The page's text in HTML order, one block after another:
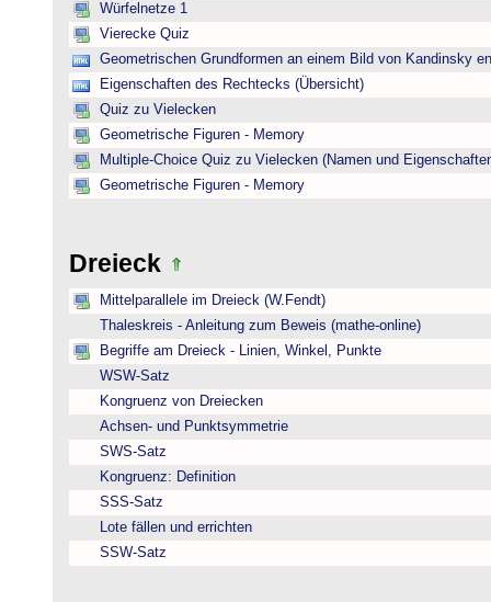
Würfelnetze 1
Vierecke Quiz
Geometrischen Grundformen an einem Bild von Kandinsky
Eigenschaften des Rechtecks (Übersicht)
Quiz zu Vielecken
Geometrische Figuren - Memory
Multiple-Choice Quiz zu Vielecken (Namen und
Geometrische Figuren - Memory
Dreieck
Mittelparallele im Dreieck (W.Fendt)
Thaleskreis - Anleitung zum Beweis (mathe-online)
Begriffe am Dreieck - Linien, Winkel, Punkte
WSW-Satz
Kongruenz von Dreiecken
Achsen- und Punktsymmetrie
SWS-Satz
Kongruenz: Definition
SSS-Satz
Lote fällen und errichten
SSW-Satz